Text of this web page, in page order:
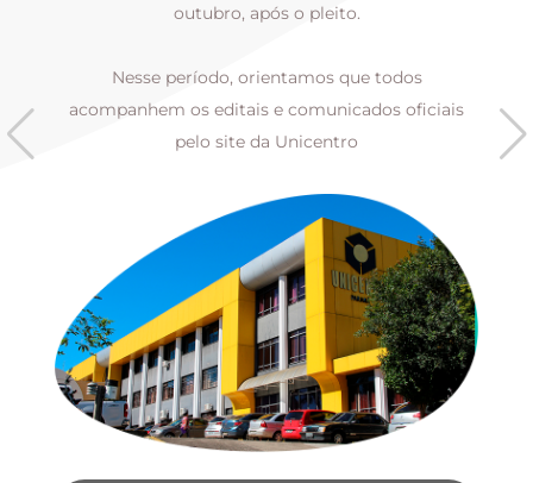
outubro, após o pleito.
Nesse período, orientamos que todos
acompanhem os editais e comunicados oficiais
pelo site da Unicentro